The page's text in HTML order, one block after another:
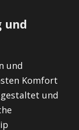
und
und
Komfort
und